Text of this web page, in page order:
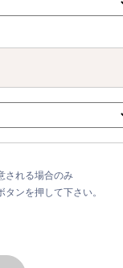
される場合のみ
ンを押して下さい。